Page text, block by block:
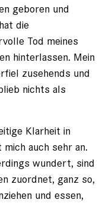
geboren und
die
Tod meines
hinterlassen. Mein
zusehends und
nichts als
Klarheit in
auch sehr an.
wundert, sind
zuordnet, ganz so,
und essen,